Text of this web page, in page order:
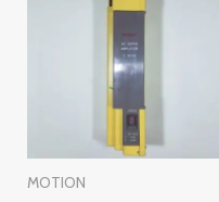
MOTION